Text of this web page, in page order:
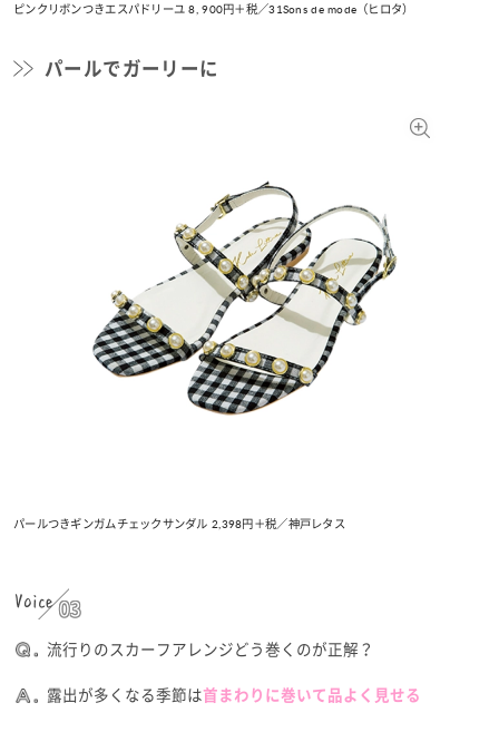
ピンクリボンつきエスパドリーユ 8, 900円＋税／31Sons de mode（ヒロタ）
パールでガーリーに
パールつきギンガムチェックサンダル 2,398円＋税／神戸レタス
Voice 03
流行りのスカーフアレンジどう巻くのが正解？
露出が多くなる季節は首まわりに巻いて品よく見せる